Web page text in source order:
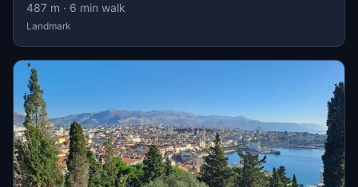
487 m · 6 min walk
Landmark